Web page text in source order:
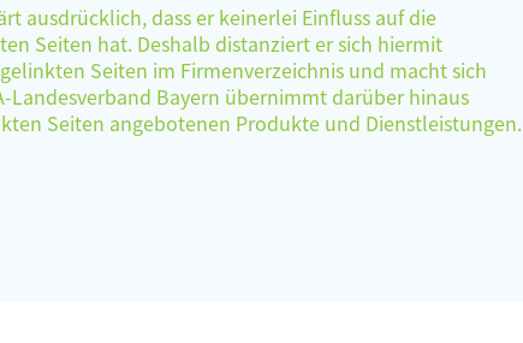
ausdrücklich, dass er keinerlei Einfluss auf die
Seiten hat. Deshalb distanziert er sich hiermit
Seiten im Firmenverzeichnis und macht sich
Landesverband Bayern übernimmt darüber hinaus
Seiten angebotenen Produkte und Dienstleistungen.